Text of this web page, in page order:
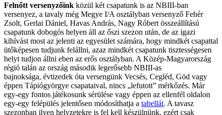
Felnőtt versenyzőink közül két csapatunk is az NBIII-ban
versenyez, a tavaly még Megye I/A osztályban versenyző Fehér
Zsolt, Gerlai Dániel, Havas András, Nagy Róbert összeállítású
csapatunk dobogós helyen áll az őszi szezon után, de az igazi
kihívást most az jelenti az egyesület számára, hogy mindkét csapattal
ütőképesen tudjunk felállni, azaz mindkét csapatunk tisztességesen
helyt tudjon állni eben az erős osztályban. A Közép-Magyarország
régió talán az ország második legerősebb NBIII-as
bajnoksága, évtizedek óta versengünk Vecsés, Cegléd, Göd vagy
éppen Tápiógyörgye csapataival, nincs „lefutott” mérkőzés. Már
egy-egy fontos játékosunk sérülése vagy éppen az ellenfél oldalon
egy-egy felépülés jelentősen módosíthatja a tabellát. A tavasz
szezonban ilyen helyzetekre is fel kell készülnünk, ezért csak